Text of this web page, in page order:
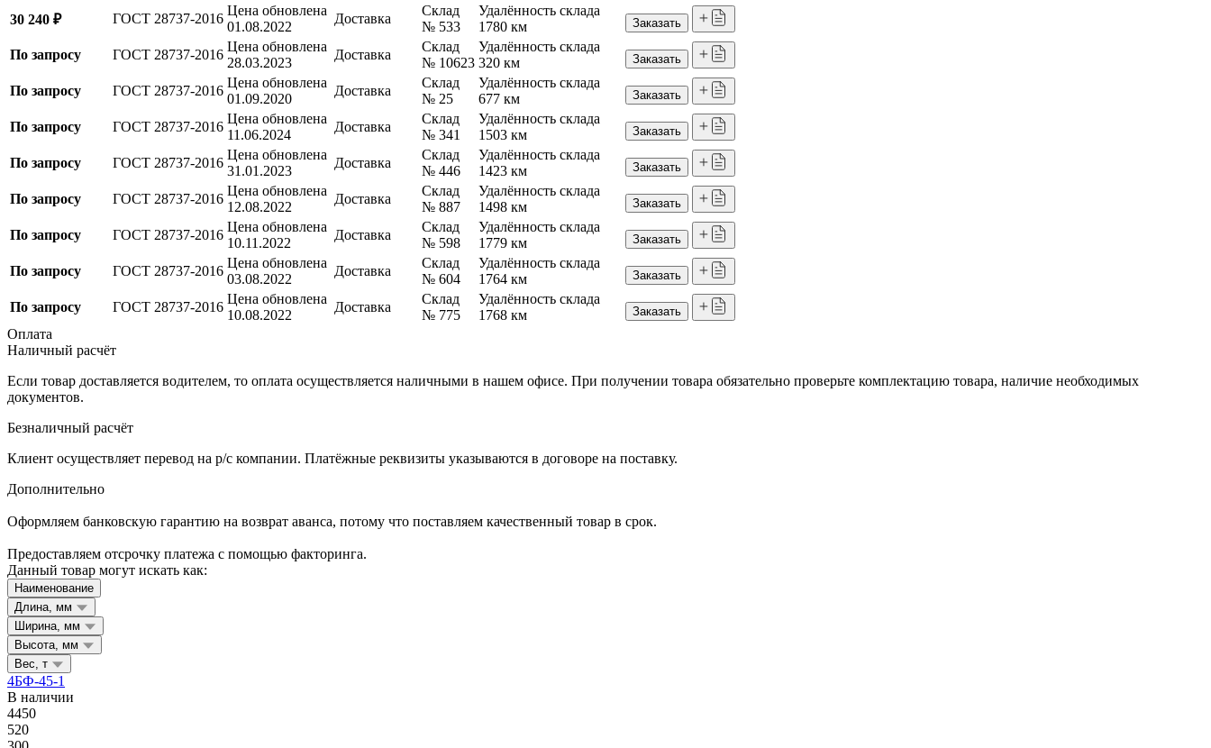
30 240 ₽ ГОСТ 28737-2016
Цена обновлена
01.08.2022
Доставка
Склад
№ 533
Удалённость склада
1780 км
Заказать
По запросу ГОСТ 28737-2016
Цена обновлена
28.03.2023
Доставка
Склад
№ 10623
Удалённость склада
320 км
Заказать
По запросу ГОСТ 28737-2016
Цена обновлена
01.09.2020
Доставка
Склад
№ 25
Удалённость склада
677 км
Заказать
По запросу ГОСТ 28737-2016
Цена обновлена
11.06.2024
Доставка
Склад
№ 341
Удалённость склада
1503 км
Заказать
По запросу ГОСТ 28737-2016
Цена обновлена
31.01.2023
Доставка
Склад
№ 446
Удалённость склада
1423 км
Заказать
По запросу ГОСТ 28737-2016
Цена обновлена
12.08.2022
Доставка
Склад
№ 887
Удалённость склада
1498 км
Заказать
По запросу ГОСТ 28737-2016
Цена обновлена
10.11.2022
Доставка
Склад
№ 598
Удалённость склада
1779 км
Заказать
По запросу ГОСТ 28737-2016
Цена обновлена
03.08.2022
Доставка
Склад
№ 604
Удалённость склада
1764 км
Заказать
По запросу ГОСТ 28737-2016
Цена обновлена
10.08.2022
Доставка
Склад
№ 775
Удалённость склада
1768 км
Заказать
Оплата
Наличный расчёт
Если товар доставляется водителем, то оплата осуществляется наличными в нашем офисе. При получении товара обязательно проверьте комплектацию товара, наличие необходимых
документов.
Безналичный расчёт
Клиент осуществляет перевод на р/с компании. Платёжные реквизиты указываются в договоре на поставку.
Дополнительно
Оформляем банковскую гарантию на возврат аванса, потому что поставляем качественный товар в срок.
Предоставляем отсрочку платежа с помощью факторинга.
Данный товар могут искать как:
Наименование
Длина, мм
Ширина, мм
Высота, мм
Вес, т
4БФ-45-1
В наличии
4450
520